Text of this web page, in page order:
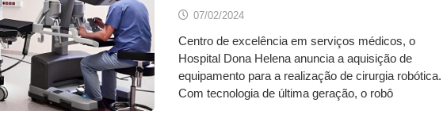
07/02/2024
Centro de excelência em serviços médicos, o
Hospital Dona Helena anuncia a aquisição de
equipamento para a realização de cirurgia robótica.
Com tecnologia de última geração, o robô